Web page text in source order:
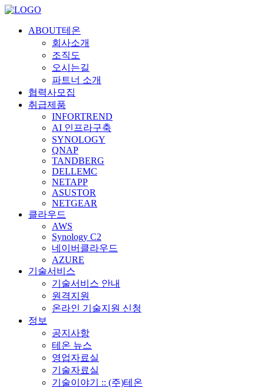
ABOUT테온
회사소개
조직도
오시는길
파트너 소개
협력사모집
취급제품
INFORTREND
AI 인프라구축
SYNOLOGY
QNAP
TANDBERG
DELLEMC
NETAPP
ASUSTOR
NETGEAR
클라우드
AWS
Synology C2
네이버클라우드
AZURE
기술서비스
기술서비스 안내
원격지원
온라인 기술지원 신청
정보
공지사항
테온 뉴스
영업자료실
기술자료실
기술이야기 :: (주)테온